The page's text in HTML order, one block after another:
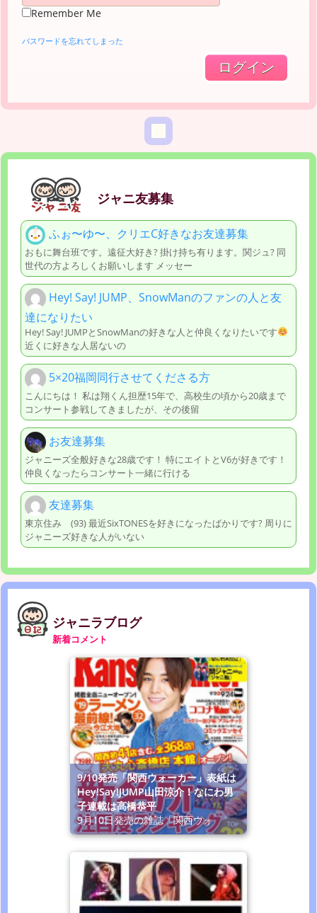
Remember Me
パスワードを忘れてしまった
ジャニ友募集
ふぉ〜ゆ〜、クリエC好きなお友達募集
おもに舞台班です。遠征大好き? 掛け持ち有ります。関ジュ? 同
世代の方よろしくお願いします メッセー
Hey! Say! JUMP、SnowManのファンの人と友
達になりたい
Hey! Say! JUMPとSnowManの好きな人と仲良くなりたいです
近くに好きな人居ないの
5×20福岡同行させてくださる方
こんにちは！ 私は翔くん担歴15年で、高校生の頃から20歳まで
コンサート参戦してきましたが、その後留
お友達募集
ジャニーズ全般好きな28歳です！ 特にエイトとV6が好きです！
仲良くなったらコンサート一緒に行ける
友達募集
東京住み (93) 最近SixTONESを好きになったばかりです? 周りに
ジャニーズ好きな人がいない
ジャニラブログ
新着コメント
9/10発売「関西ウォーカー」表紙は
Hey!Say!JUMP山田涼介！なにわ男
子連載は高橋恭平
9月10日発売の雑誌「関西ウォ